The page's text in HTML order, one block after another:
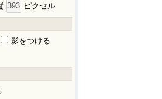
ピクセル
影をつける